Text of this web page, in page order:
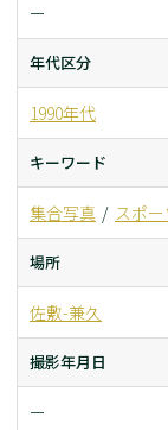
ー
年代区分
1990年代
キーワード
集合写真 スポー
場所
佐敷-兼久
撮影年月日
ー